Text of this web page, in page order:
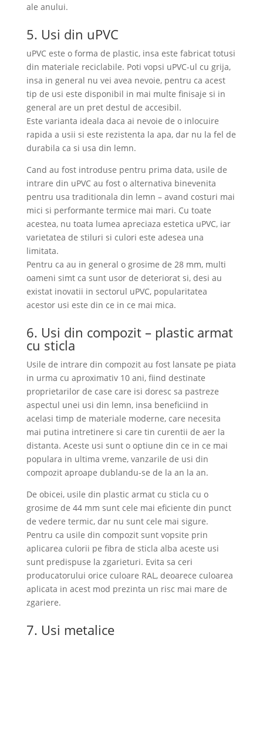
ale anului.
5. Usi din uPVC
uPVC este o forma de plastic, insa este fabricat totusi
din materiale reciclabile. Poti vopsi uPVC-ul cu grija,
insa in general nu vei avea nevoie, pentru ca acest
tip de usi este disponibil in mai multe finisaje si in
general are un pret destul de accesibil.
Este varianta ideala daca ai nevoie de o inlocuire
rapida a usii si este rezistenta la apa, dar nu la fel de
durabila ca si usa din lemn.
Cand au fost introduse pentru prima data, usile de
intrare din uPVC au fost o alternativa binevenita
pentru usa traditionala din lemn – avand costuri mai
mici si performante termice mai mari. Cu toate
acestea, nu toata lumea apreciaza estetica uPVC, iar
varietatea de stiluri si culori este adesea una
limitata.
Pentru ca au in general o grosime de 28 mm, multi
oameni simt ca sunt usor de deteriorat si, desi au
existat inovatii in sectorul uPVC, popularitatea
acestor usi este din ce in ce mai mica.
6. Usi din compozit – plastic armat
cu sticla
Usile de intrare din compozit au fost lansate pe piata
in urma cu aproximativ 10 ani, fiind destinate
proprietarilor de case care isi doresc sa pastreze
aspectul unei usi din lemn, insa beneficiind in
acelasi timp de materiale moderne, care necesita
mai putina intretinere si care tin curentii de aer la
distanta. Aceste usi sunt o optiune din ce in ce mai
populara in ultima vreme, vanzarile de usi din
compozit aproape dublandu-se de la an la an.
De obicei, usile din plastic armat cu sticla cu o
grosime de 44 mm sunt cele mai eficiente din punct
de vedere termic, dar nu sunt cele mai sigure.
Pentru ca usile din compozit sunt vopsite prin
aplicarea culorii pe fibra de sticla alba aceste usi
sunt predispuse la zgarieturi. Evita sa ceri
producatorului orice culoare RAL, deoarece culoarea
aplicata in acest mod prezinta un risc mai mare de
zgariere.
7. Usi metalice